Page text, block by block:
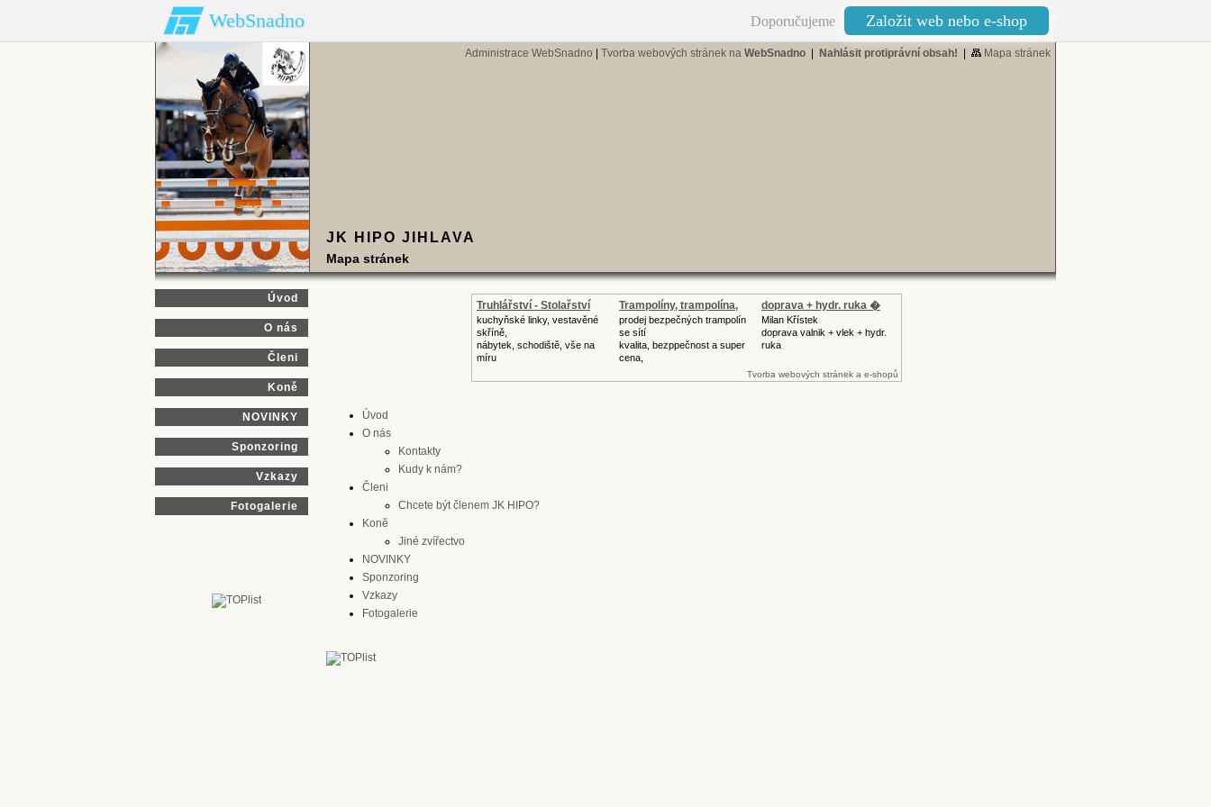
WebSnadno Doporučujeme Založit web nebo e-shop
Administrace WebSnadno Tvorba webových stránek na WebSnadno Nahlásit protiprávní obsah! Mapa stránek
JK HIPO JIHLAVA
Mapa stránek
Úvod
O nás
Členi
Koně
NOVINKY
Sponzoring
Vzkazy
Fotogalerie
Truhlářství - Stolařství
kuchyňské linky, vestavěné
skříně,
nábytek, schodiště, vše na
míru
Trampolíny, trampolína,
prodej bezpečných trampolín
se sítí
kvalita, bezppečnost a super
cena,
doprava + hydr. ruka �
Milan Křístek
doprava valnik + vlek + hydr.
ruka
Tvorba webových stránek a e-shopů
Úvod
O nás
Kontakty
Kudy k nám?
Členi
Chcete být členem JK HIPO?
Koně
Jiné zvířectvo
NOVINKY
Sponzoring
Vzkazy
Fotogalerie